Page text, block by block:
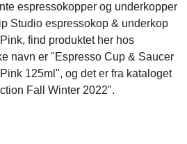
espressokopper og underkopper
Studio espressokop & underkop
find produktet her hos
navn er "Espresso Cup & Saucer
125ml", og det er fra kataloget
Fall Winter 2022".